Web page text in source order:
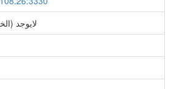
(لايوجد